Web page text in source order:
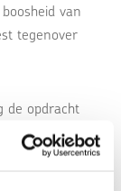
van
tegenover
de opdracht
bij de
gemaakt